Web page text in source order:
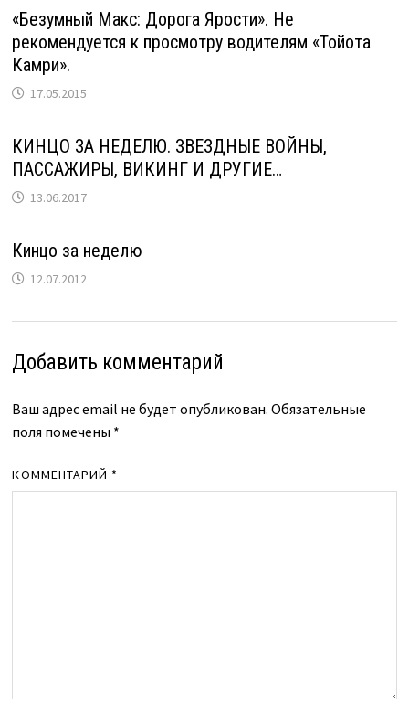
«Безумный Макс: Дорога Ярости». Не
рекомендуется к просмотру водителям «Тойота
Камри».
17.05.2015
КИНЦО ЗА НЕДЕЛЮ. ЗВЕЗДНЫЕ ВОЙНЫ,
ПАССАЖИРЫ, ВИКИНГ И ДРУГИЕ…
13.06.2017
Кинцо за неделю
12.07.2012
Добавить комментарий
Ваш адрес email не будет опубликован. Обязательные
поля помечены *
КОММЕНТАРИЙ *